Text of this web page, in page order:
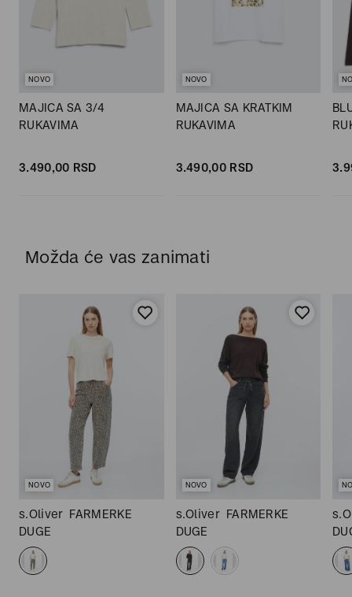
NOVO
MAJICA SA 3/4
RUKAVIMA
3.490,00 RSD
NOVO
MAJICA SA KRATKIM
RUKAVIMA
3.490,00 RSD
Možda će vas zanimati
NOVO
s.Oliver FARMERKE
DUGE
NOVO
s.Oliver FARMERKE
DUGE